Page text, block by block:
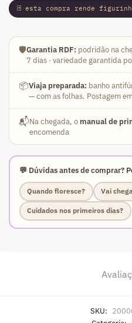
🃏 esta compra rende
🛡️Garantia RDF: podridão na
7 dias · variedade garantida
📦Viaja preparada: banho
— com as folhas. Postagem
📬Na chegada, o manual de
encomenda
💬 Dúvidas antes de comprar?
Quando floresce? Vai
Cuidados nos primeiros dias?
SKU: